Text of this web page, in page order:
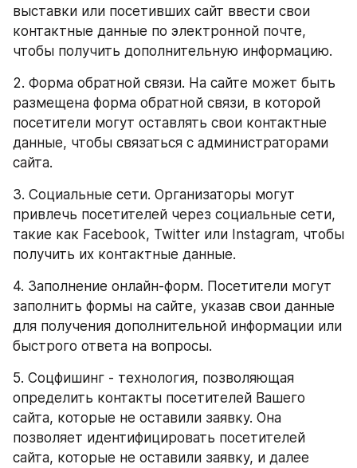
выставки или посетивших сайт ввести свои
контактные данные по электронной почте,
чтобы получить дополнительную информацию.
2. Форма обратной связи. На сайте может быть
размещена форма обратной связи, в которой
посетители могут оставлять свои контактные
данные, чтобы связаться с администраторами
сайта.
3. Социальные сети. Организаторы могут
привлечь посетителей через социальные сети,
такие как Facebook, Twitter или Instagram, чтобы
получить их контактные данные.
4. Заполнение онлайн-форм. Посетители могут
заполнить формы на сайте, указав свои данные
для получения дополнительной информации или
быстрого ответа на вопросы.
5. Соцфишинг - технология, позволяющая
определить контакты посетителей Вашего
сайта, которые не оставили заявку. Она
позволяет идентифицировать посетителей
сайта, которые не оставили заявку, и далее